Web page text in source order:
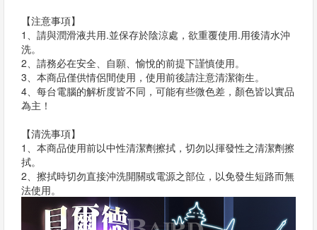
【注意事項】
1、請與潤滑液共用.並保存於陰涼處，欲重覆使用.用後清水沖
洗。
2、請務必在安全、自願、愉悅的前提下謹慎使用。
3、本商品僅供情侶間使用，使用前後請注意清潔衛生。
4、每台電腦的解析度皆不同，可能有些微色差，顏色皆以實品
為主！
【清洗事項】
1、本商品使用前以中性清潔劑擦拭，切勿以揮發性之清潔劑擦
拭。
2、擦拭時切勿直接沖洗開關或電源之部位，以免發生短路而無
法使用。